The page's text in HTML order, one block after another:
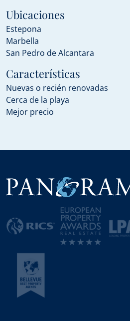
Ubicaciones
Estepona
Marbella
San Pedro de Alcantara
Características
Nuevas o recién renovadas
Cerca de la playa
Mejor precio